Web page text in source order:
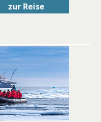
zur Reise